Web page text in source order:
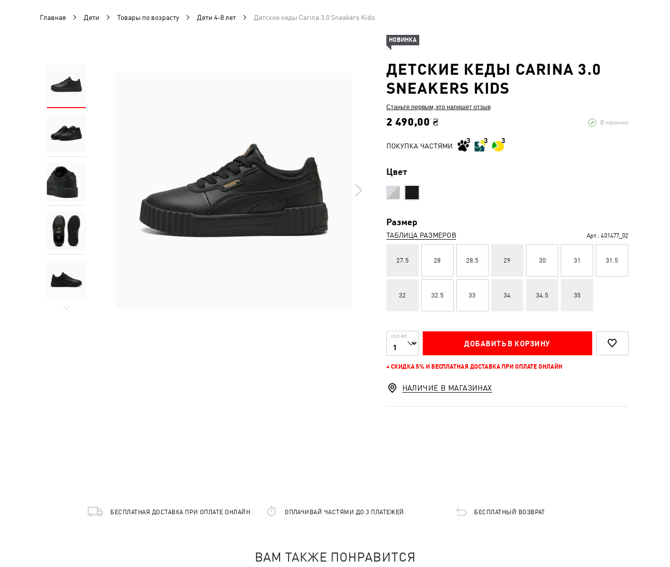
Главная Дети Товары по возрасту Дети 4-8 лет Детские кеды Carina 3.0 Sneakers Kids
ДЕТСКИЕ КЕДЫ CARINA 3.0
SNEAKERS KIDS
Станьте первым, кто напишет отзыв
2 490,00 ₴ В наличии
ПОКУПКА ЧАСТЯМИ
Цвет
Размер
ТАБЛИЦА РАЗМЕРОВ Арт.: 401477_02
27.5 28 28.5 29 30 31 31.5
32 32.5 33 34 34.5 35
КОЛ-ВО
ДОБАВИТЬ В КОРЗИНУ
+ СКИДКА 5% И БЕСПЛАТНАЯ ДОСТАВКА ПРИ ОПЛАТЕ ОНЛАЙН
НОВИНКА
НАЛИЧИЕ В МАГАЗИНАХ
БЕСПЛАТНАЯ ДОСТАВКА ПРИ ОПЛАТЕ ОНЛАЙН ОПЛАЧИВАЙ ЧАСТЯМИ ДО 3 ПЛАТЕЖЕЙ БЕСПЛАТНЫЙ ВОЗВРАТ
ВАМ ТАКЖЕ ПОНРАВИТСЯ